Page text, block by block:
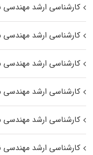
کارشناسی ارشد
کارشناسی ارشد مهندسی
کارشناسی ارشد مهندسی
کارشناسی ارشد
کارشناسی ارشد
کارشناسی ارشد